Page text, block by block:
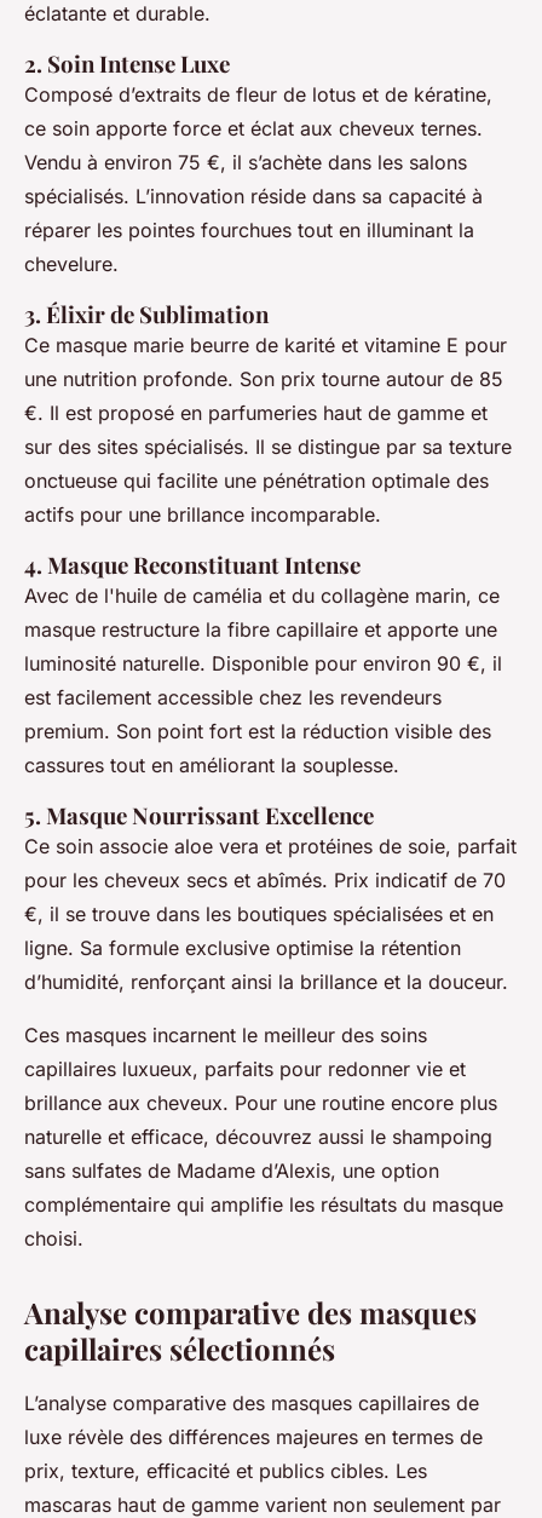
éclatante et durable.
2. Soin Intense Luxe
Composé d’extraits de fleur de lotus et de kératine,
ce soin apporte force et éclat aux cheveux ternes.
Vendu à environ 75 €, il s’achète dans les salons
spécialisés. L’innovation réside dans sa capacité à
réparer les pointes fourchues tout en illuminant la
chevelure.
3. Élixir de Sublimation
Ce masque marie beurre de karité et vitamine E pour
une nutrition profonde. Son prix tourne autour de 85
€. Il est proposé en parfumeries haut de gamme et
sur des sites spécialisés. Il se distingue par sa texture
onctueuse qui facilite une pénétration optimale des
actifs pour une brillance incomparable.
4. Masque Reconstituant Intense
Avec de l'huile de camélia et du collagène marin, ce
masque restructure la fibre capillaire et apporte une
luminosité naturelle. Disponible pour environ 90 €, il
est facilement accessible chez les revendeurs
premium. Son point fort est la réduction visible des
cassures tout en améliorant la souplesse.
5. Masque Nourrissant Excellence
Ce soin associe aloe vera et protéines de soie, parfait
pour les cheveux secs et abîmés. Prix indicatif de 70
€, il se trouve dans les boutiques spécialisées et en
ligne. Sa formule exclusive optimise la rétention
d’humidité, renforçant ainsi la brillance et la douceur.
Ces masques incarnent le meilleur des soins
capillaires luxueux, parfaits pour redonner vie et
brillance aux cheveux. Pour une routine encore plus
naturelle et efficace, découvrez aussi le shampoing
sans sulfates de Madame d’Alexis, une option
complémentaire qui amplifie les résultats du masque
choisi.
Analyse comparative des masques
capillaires sélectionnés
L’analyse comparative des masques capillaires de
luxe révèle des différences majeures en termes de
prix, texture, efficacité et publics cibles. Les
mascaras haut de gamme varient non seulement par